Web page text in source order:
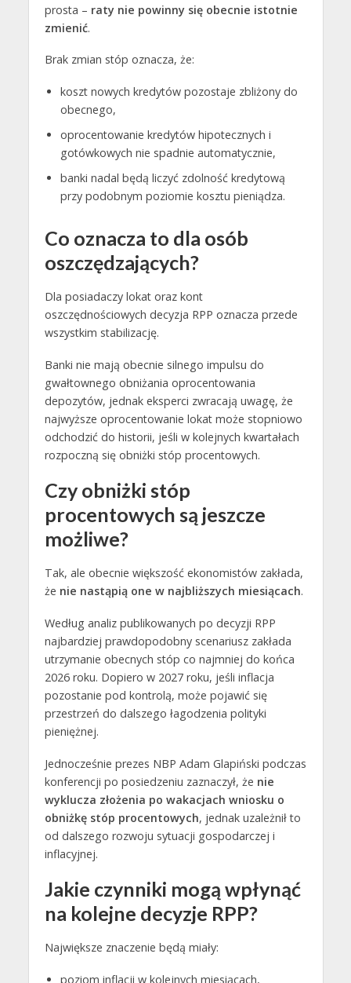
prosta – raty nie powinny się obecnie istotnie
zmienić.
Brak zmian stóp oznacza, że:
koszt nowych kredytów pozostaje zbliżony do
obecnego,
oprocentowanie kredytów hipotecznych i
gotówkowych nie spadnie automatycznie,
banki nadal będą liczyć zdolność kredytową
przy podobnym poziomie kosztu pieniądza.
Co oznacza to dla osób
oszczędzających?
Dla posiadaczy lokat oraz kont
oszczędnościowych decyzja RPP oznacza przede
wszystkim stabilizację.
Banki nie mają obecnie silnego impulsu do
gwałtownego obniżania oprocentowania
depozytów, jednak eksperci zwracają uwagę, że
najwyższe oprocentowanie lokat może stopniowo
odchodzić do historii, jeśli w kolejnych kwartałach
rozpoczną się obniżki stóp procentowych.
Czy obniżki stóp
procentowych są jeszcze
możliwe?
Tak, ale obecnie większość ekonomistów zakłada,
że nie nastąpią one w najbliższych miesiącach.
Według analiz publikowanych po decyzji RPP
najbardziej prawdopodobny scenariusz zakłada
utrzymanie obecnych stóp co najmniej do końca
2026 roku. Dopiero w 2027 roku, jeśli inflacja
pozostanie pod kontrolą, może pojawić się
przestrzeń do dalszego łagodzenia polityki
pieniężnej.
Jednocześnie prezes NBP Adam Glapiński podczas
konferencji po posiedzeniu zaznaczył, że nie
wyklucza złożenia po wakacjach wniosku o
obniżkę stóp procentowych, jednak uzależnił to
od dalszego rozwoju sytuacji gospodarczej i
inflacyjnej.
Jakie czynniki mogą wpłynąć
na kolejne decyzje RPP?
Największe znaczenie będą miały:
poziom inflacji w kolejnych miesiącach,